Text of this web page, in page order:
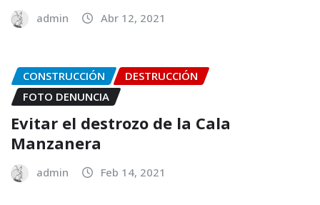
admin Abr 12, 2021
CONSTRUCCIÓN
DESTRUCCIÓN
FOTO DENUNCIA
Evitar el destrozo de la Cala
Manzanera
admin Feb 14, 2021